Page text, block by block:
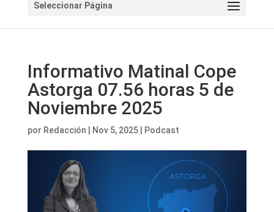
Seleccionar Página
Informativo Matinal Cope
Astorga 07.56 horas 5 de
Noviembre 2025
por Redacción Nov 5, 2025| Podcast